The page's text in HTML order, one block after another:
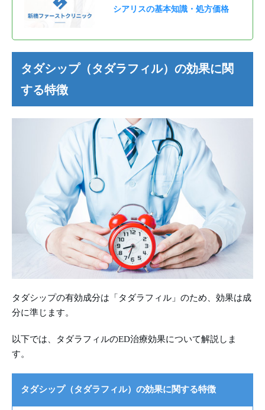
シアリスの基本知識・処方価格
タダシップ（タダラフィル）の効果に関
する特徴
タダシップの有効成分は「タダラフィル」のため、効果は成
分に準じます。
以下では、タダラフィルのED治療効果について解説しま
す。
タダシップ（タダラフィル）の効果に関する特徴